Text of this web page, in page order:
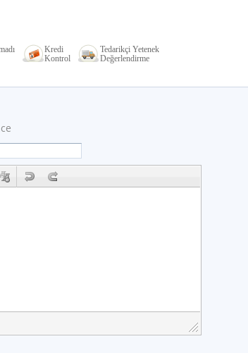
Kredi
Kontrol
Tedarikçi Yetenek
Değerlendirme